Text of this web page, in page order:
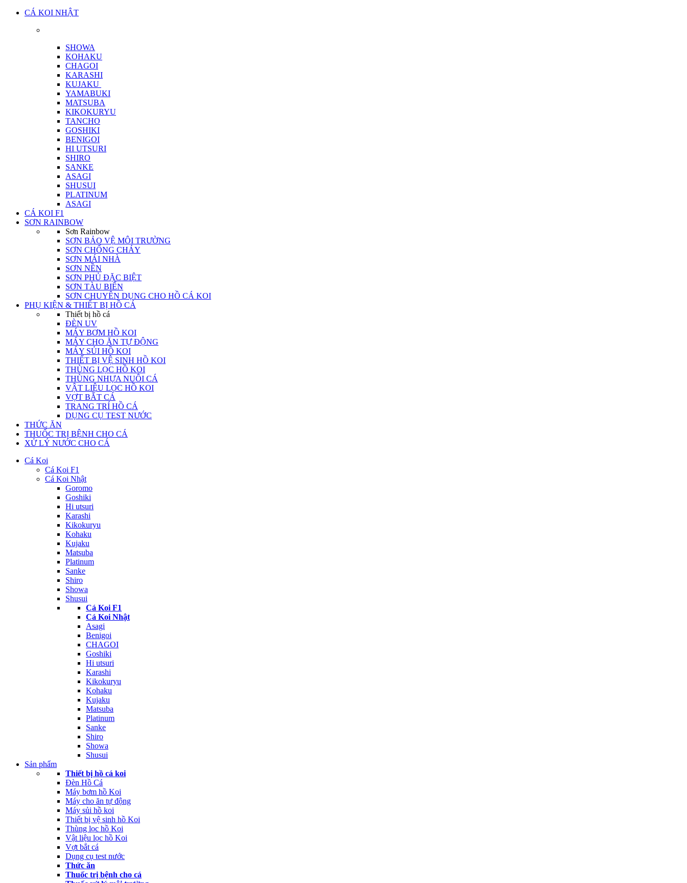
CÁ KOI NHẬT
SHOWA
KOHAKU
CHAGOI
KARASHI
KUJAKU
YAMABUKI
MATSUBA
KIKOKURYU
TANCHO
GOSHIKI
BENIGOI
HI UTSURI
SHIRO
SANKE
ASAGI
SHUSUI
PLATINUM
ASAGI
CÁ KOI F1
SƠN RAINBOW
Sơn Rainbow
SƠN BẢO VỆ MÔI TRƯỜNG
SƠN CHỐNG CHÁY
SƠN MÁI NHÀ
SƠN NỀN
SƠN PHỦ ĐẶC BIỆT
SƠN TÀU BIỂN
SƠN CHUYÊN DỤNG CHO HỒ CÁ KOI
PHỤ KIỆN & THIẾT BỊ HỒ CÁ
Thiết bị hồ cá
ĐÈN UV
MÁY BƠM HỒ KOI
MÁY CHO ĂN TỰ ĐỘNG
MÁY SỦI HỒ KOI
THIẾT BỊ VỆ SINH HỒ KOI
THÙNG LỌC HỒ KOI
THÙNG NHỰA NUÔI CÁ
VẬT LIỆU LỌC HỒ KOI
VỢT BẮT CÁ
TRANG TRÍ HỒ CÁ
DỤNG CỤ TEST NƯỚC
THỨC ĂN
THUỐC TRỊ BỆNH CHO CÁ
XỬ LÝ NƯỚC CHO CÁ
Cá Koi
Cá Koi F1
Cá Koi Nhật
Goromo
Goshiki
Hi utsuri
Karashi
Kikokuryu
Kohaku
Kujaku
Matsuba
Platinum
Sanke
Shiro
Showa
Shusui
Cá Koi F1
Cá Koi Nhật
Asagi
Benigoi
CHAGOI
Goshiki
Hi utsuri
Karashi
Kikokuryu
Kohaku
Kujaku
Matsuba
Platinum
Sanke
Shiro
Showa
Shusui
Sản phẩm
Thiết bị hồ cá koi
Đèn Hồ Cá
Máy bơm hồ Koi
Máy cho ăn tự động
Máy sủi hồ koi
Thiết bị vệ sinh hồ Koi
Thùng lọc hồ Koi
Vật liệu lọc hồ Koi
Vợt bắt cá
Dụng cụ test nước
Thức ăn
Thuốc trị bệnh cho cá